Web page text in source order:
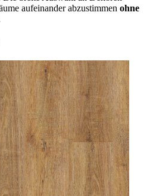
aufeinander abzustimmen ohne